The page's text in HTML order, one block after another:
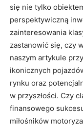
się nie tylko
perspektywiczną
zainteresowania
⁢zastanowić się,‍ czy
naszym artykule
ikonicznych
rynku oraz
w‍ przyszłości. Czy
finansowego
miłośników‍